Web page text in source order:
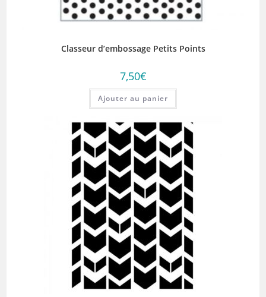
Classeur d’embossage Petits Points
7,50€
Ajouter au panier